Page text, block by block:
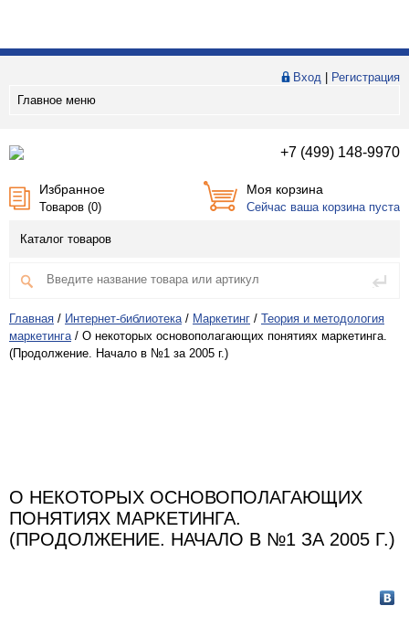
Вход
Регистрация
Главное меню
+7 (499) 148-9970
Избранное
Товаров (0)
Моя корзина
Сейчас ваша корзина пуста
Каталог товаров
Главная / Интернет-библиотека / Маркетинг / Теория и методология
маркетинга / О некоторых основополагающих понятиях маркетинга.
(Продолжение. Начало в №1 за 2005 г.)
О НЕКОТОРЫХ ОСНОВОПОЛАГАЮЩИХ
ПОНЯТИЯХ МАРКЕТИНГА.
(ПРОДОЛЖЕНИЕ. НАЧАЛО В №1 ЗА 2005 Г.)